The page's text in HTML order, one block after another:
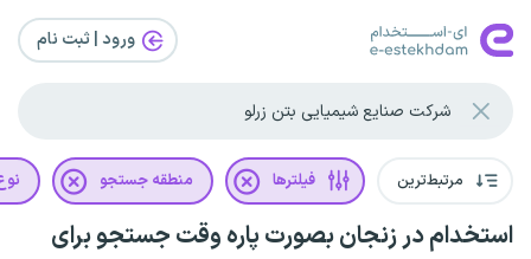
ورود | ثبت‌ نام
مرتبط‌ترین فیلترها منطقه جستجو
استخدام در زنجان بصورت پاره وقت جستجو برای